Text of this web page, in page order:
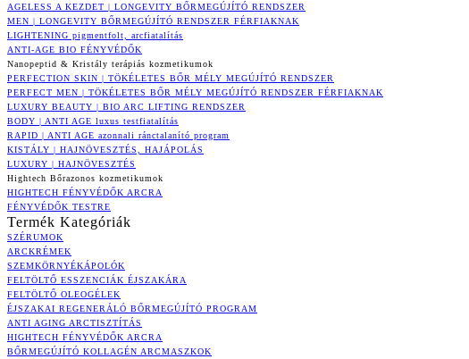
AGELESS A KEZDET | LONGEVITY BŐRMEGÚJÍTÓ RENDSZER
MEN | LONGEVITY BŐRMEGÚJÍTÓ RENDSZER FÉRFIAKNAK
LIGHTENING pigmentfolt, arcfiatalítás
ANTI-AGE BIO FÉNYVÉDŐK
Nanopeptid & Kristály terápiás kozmetikumok
PERFECTION SKIN | TÖKÉLETES BŐR MÉLY MEGÚJÍTÓ RENDSZER
PERFECT MEN | TÖKÉLETES BŐR MÉLY MEGÚJÍTÓ RENDSZER FÉRFIAKNAK
LUXURY BEAUTY | BIO ARC LIFTING RENDSZER
BODY | ANTI AGE luxus testfiatalítás
RAPID | ANTI AGE azonnali ránctalanító program
KISTÁLY | HAJNÖVESZTÉS, HAJÁPOLÁS
LUXURY | HAJNÖVESZTÉS
Hightech Bőrazonos kozmetikumok
HIGHTECH FÉNYVÉDŐK ARCRA
FÉNYVÉDŐK TESTRE
Termék Kategóriák
SZÉRUMOK
ARCKRÉMEK
SZEMKÖRNYÉKÁPOLÓK
FELTÖLTŐ ESSZENCIÁK ÉJSZAKÁRA
FELTÖLTŐ OLEOGÉLEK
ÉJSZAKAI REGENERÁLÓ BŐRMEGÚJÍTÓ PROGRAM
ANTI AGING ARCTISZTÍTÁS
HIGHTECH FÉNYVÉDŐK ARCRA
BŐRMEGÚJÍTÓ KOLLAGÉN ARCMASZKOK